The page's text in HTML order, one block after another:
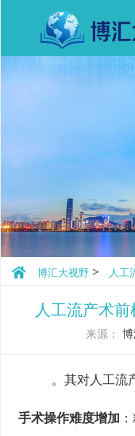
博汇大视野 > 人工
人工流产术
来源：
。其对人工流
手术操作难度增加